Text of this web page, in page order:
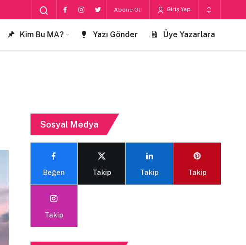
Abone Ol! Giriş Yap
Kim Bu MA? Yazı Gönder Üye Yazarlara
Sosyal Medya
Beğen Takip Takip Takip
Takip